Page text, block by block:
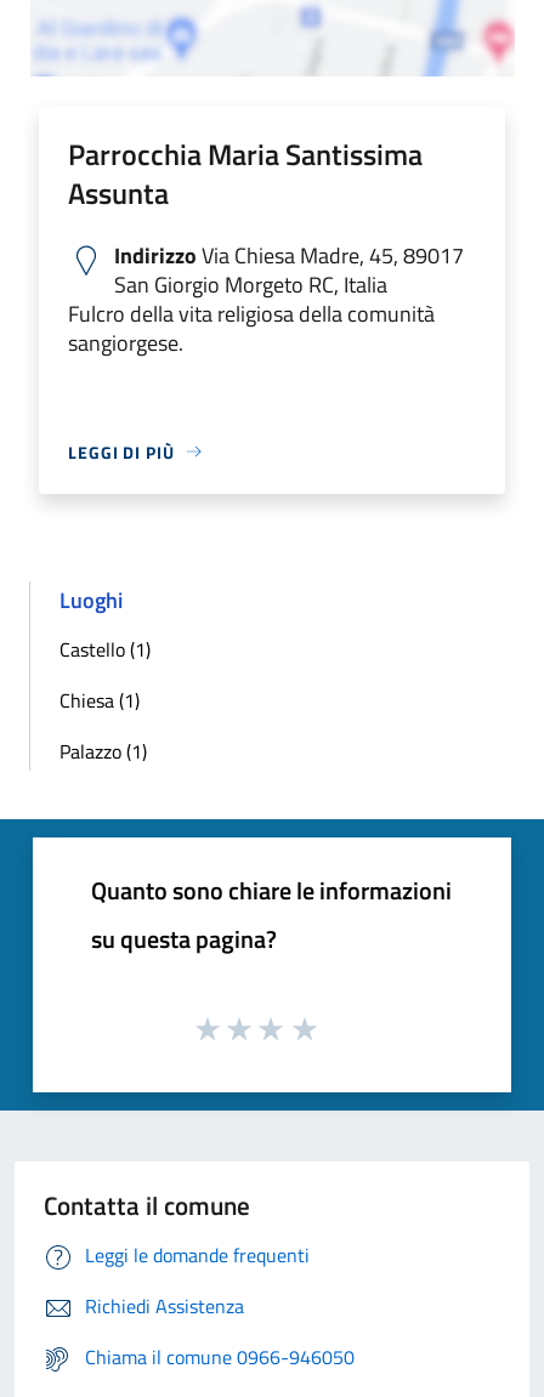
Parrocchia Maria Santissima
Assunta
IndirizzoVia Chiesa Madre, 45, 89017
San Giorgio Morgeto RC, Italia
Fulcro della vita religiosa della comunità
sangiorgese.
LEGGI DI PIÙ
Luoghi
Castello (1)
Chiesa (1)
Palazzo (1)
Quanto sono chiare le informazioni
su questa pagina?
Contatta il comune
Leggi le domande frequenti
Richiedi Assistenza
Chiama il comune 0966-946050